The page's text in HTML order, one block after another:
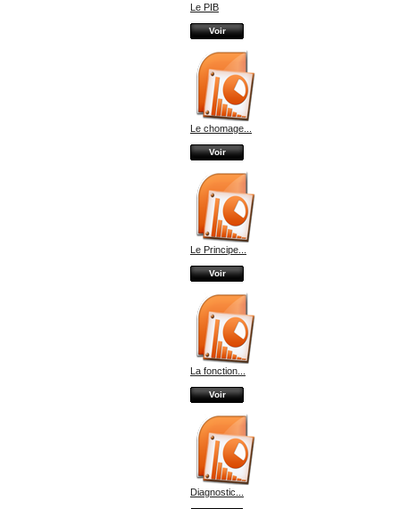
Le PIB
Voir
Le chomage...
Voir
Le Principe...
Voir
La fonction...
Voir
Diagnostic...